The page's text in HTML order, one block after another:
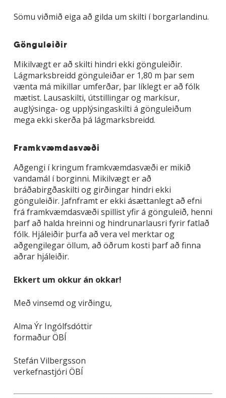
Sömu viðmið eiga að gilda um skilti í borgarlandinu.
Gönguleiðir
Mikilvægt er að skilti hindri ekki gönguleiðir.
Lágmarksbreidd gönguleiðar er 1,80 m þar sem
vænta má mikillar umferðar, þar líklegt er að fólk
mætist. Lausaskilti, útstillingar og markísur,
auglýsinga- og upplýsingaskilti á gönguleiðum
mega ekki skerða þá lágmarksbreidd.
Framkvæmdasvæði
Aðgengi í kringum framkvæmdasvæði er mikið
vandamál í borginni. Mikilvægt er að
bráðabirgðaskilti og girðingar hindri ekki
gönguleiðir. Jafnframt er ekki ásættanlegt að efni
frá framkvæmdasvæði spillist yfir á gönguleið, henni
þarf að halda hreinni og hindrunarlausri fyrir fatlað
fólk. Hjáleiðir þurfa að vera vel merktar og
aðgengilegar öllum, að öðrum kosti þarf að finna
aðrar hjáleiðir.
Ekkert um okkur án okkar!
Með vinsemd og virðingu,
Alma Ýr Ingólfsdóttir
formaður ÖBÍ
Stefán Vilbergsson
verkefnastjóri ÖBÍ